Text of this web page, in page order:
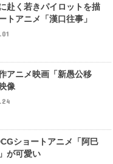
赴く若きパイロットを描
トアニメ「漢口往事」
アニメ映画「新愚公移
像
ショートアニメ「阿巳
が可愛い